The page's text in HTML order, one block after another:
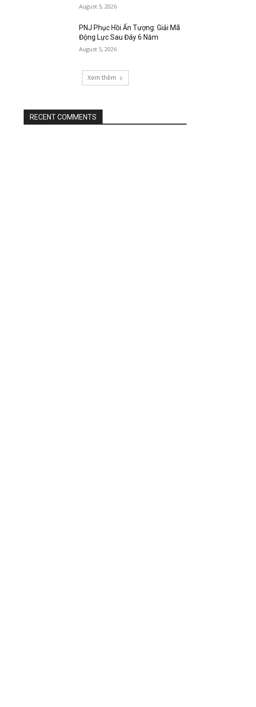
August 5, 2026
PNJ Phục Hồi Ấn Tượng: Giải Mã
Động Lực Sau Đáy 6 Năm
August 5, 2026
Xem thêm
RECENT COMMENTS